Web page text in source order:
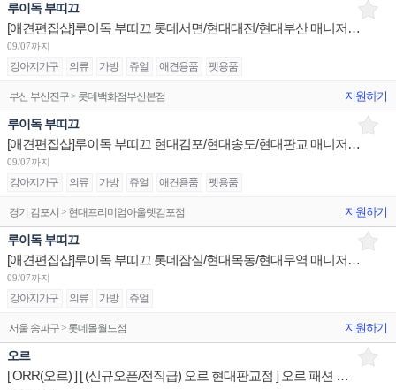
루이독 부띠끄
[애견편집샵]루이독 부띠끄 롯데서면/현대대전/현대부산 매니저/시니어/주니어 채용
09/07까지
강아지가구 의류 가방 쥬얼 애견용품 펫용품
부산 부산진구 > 롯데백화점부산본점 지원하기
루이독 부띠끄
[애견편집샵]루이독 부띠끄 현대김포/현대송도/현대판교 매니저/시니어/주니어 채용
09/07까지
강아지가구 의류 가방 쥬얼 애견용품 펫용품
경기 김포시 > 현대프리미엄아울렛김포점 지원하기
루이독 부띠끄
[애견편집샵]루이독 부띠끄 롯데잠실/현대목동/현대무역 매니저/시니어/주니어 채용
09/07까지
강아지가구 의류 가방 쥬얼
서울 송파구 > 롯데몰월드점 지원하기
오르
[ ORR(오르) ] [ (신규오픈/전직급) 오르 현대판교점 ] 오르 패션 스페셜리스트 판매전문사원